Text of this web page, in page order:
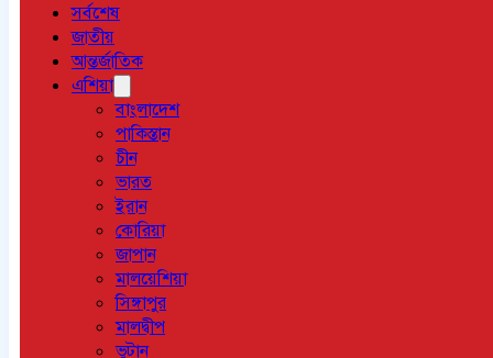
সর্বশেষ
জাতীয়
আন্তর্জাতিক
এশিয়া
বাংলাদেশ
পাকিস্তান
চীন
ভারত
ইরান
কোরিয়া
জাপান
মালয়েশিয়া
সিঙ্গাপুর
মালদ্বীপ
ভুটান